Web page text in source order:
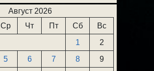
Август 2026
Ср Чт Пт Сб
Вс
1
2
5 6 7 8
9